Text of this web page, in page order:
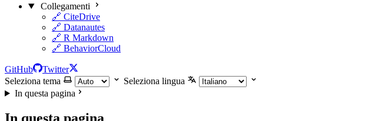
Collegamenti
🔗 CiteDrive
🔗 Datanautes
🔗 R Markdown
🔗 BehaviorCloud
GitHub
Twitter
Seleziona tema
Seleziona lingua
In questa pagina